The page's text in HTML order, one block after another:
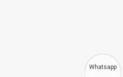
Whatsapp